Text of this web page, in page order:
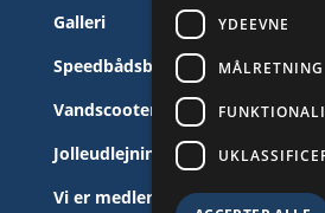
Galleri
Speedbådsbevis
Vandscooterbevis
Jolleudlejning
Vi er medlem af Kolding
YDEEVNE
MÅLRETNING